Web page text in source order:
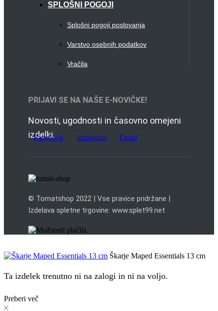
SPLOŠNI POGOJI
Splošni pogoji poslovanja
Varstvo osebnih podatkov
Vračila
PRIJAVI SE NA NAŠE E-NOVIČKE!
Novosti, ugodnosti in časovno omejeni
izdelki.
Facebook Instagram Email
© Tomatshop 2022 | Vse pravice pridržane |
Izdelava spletne trgovine: www.splet99.net
Škarje Maped Essentials 13 cm
Ta izdelek trenutno ni na zalogi in ni na voljo.
Preberi več